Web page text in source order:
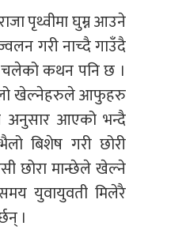
पृथ्वीमा घुम्न आउने
गरी नाच्दै गाउँदै
कथन पनि छ ।
खेल्नेहरुले आफुहरु
अनुसार आएको भन्दै
बिशेष गरी छोरी
छोरा मान्छेले खेल्ने
युवायुवती मिलेरै
।